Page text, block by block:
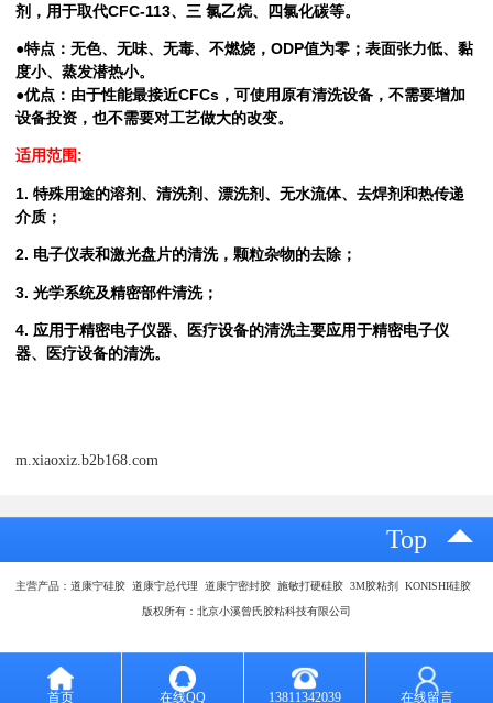
剂，用于取代CFC-113、三 氯乙烷、四氯化碳等。
●特点：无色、无味、无毒、不燃烧，ODP值为零；表面张力低、黏
度小、蒸发潜热小。
●优点：由于性能最接近CFCs，可使用原有清洗设备，不需要增加
设备投资，也不需要对工艺做大的改变。
适用范围:
1. 特殊用途的溶剂、清洗剂、漂洗剂、无水流体、去焊剂和热传递
介质；
2. 电子仪表和激光盘片的清洗，颗粒杂物的去除；
3. 光学系统及精密部件清洗；
4. 应用于精密电子仪器、医疗设备的清洗主要应用于精密电子仪
器、医疗设备的清洗。
m.xiaoxiz.b2b168.com
Top
主营产品：道康宁硅胶 道康宁总代理 道康宁密封胶 施敏打硬硅胶 3M胶粘剂 KONISHI硅胶
版权所有：北京小溪曾氏胶粘科技有限公司
首页 在线QQ 13811342039 在线留言